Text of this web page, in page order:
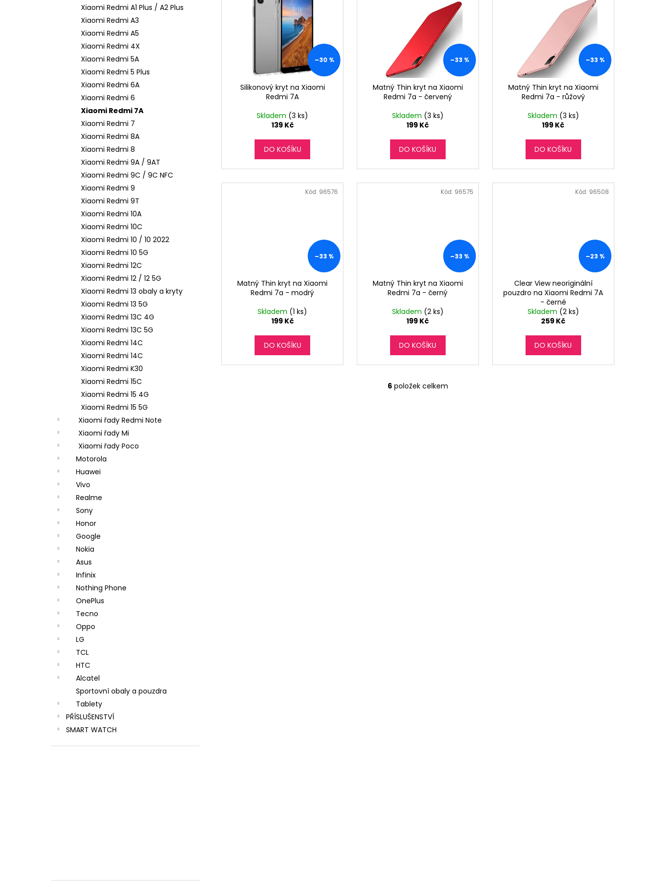
Xiaomi Redmi A1 Plus / A2 Plus
Xiaomi Redmi A3
Xiaomi Redmi A5
Xiaomi Redmi 4X
Xiaomi Redmi 5A
Xiaomi Redmi 5 Plus
Xiaomi Redmi 6A
Xiaomi Redmi 6
Xiaomi Redmi 7A
Xiaomi Redmi 7
Xiaomi Redmi 8A
Xiaomi Redmi 8
Xiaomi Redmi 9A / 9AT
Xiaomi Redmi 9C / 9C NFC
Xiaomi Redmi 9
Xiaomi Redmi 9T
Xiaomi Redmi 10A
Xiaomi Redmi 10C
Xiaomi Redmi 10 / 10 2022
Xiaomi Redmi 10 5G
Xiaomi Redmi 12C
Xiaomi Redmi 12 / 12 5G
Xiaomi Redmi 13 obaly a kryty
Xiaomi Redmi 13 5G
Xiaomi Redmi 13C 4G
Xiaomi Redmi 13C 5G
Xiaomi Redmi 14C
Xiaomi Redmi 14C
Xiaomi Redmi K30
Xiaomi Redmi 15C
Xiaomi Redmi 15 4G
Xiaomi Redmi 15 5G
Xiaomi řady Redmi Note
Xiaomi řady Mi
Xiaomi řady Poco
Motorola
Huawei
Vivo
Realme
Sony
Honor
Google
Nokia
Asus
Infinix
Nothing Phone
OnePlus
Tecno
Oppo
LG
TCL
HTC
Alcatel
Sportovní obaly a pouzdra
Tablety
PŘÍSLUŠENSTVÍ
SMART WATCH
–30 %
Silikonový kryt na Xiaomi
Redmi 7A
Skladem (3 ks)
139 Kč
DO KOŠÍKU
–33 %
Matný Thin kryt na Xiaomi
Redmi 7a - červený
Skladem (3 ks)
199 Kč
DO KOŠÍKU
–33 %
Matný Thin kryt na Xiaomi
Redmi 7a - růžový
Skladem (3 ks)
199 Kč
DO KOŠÍKU
–33 %
Matný Thin kryt na Xiaomi
Redmi 7a - modrý
Skladem (1 ks)
199 Kč
DO KOŠÍKU
Kód: 96576
–33 %
Matný Thin kryt na Xiaomi
Redmi 7a - černý
Skladem (2 ks)
199 Kč
DO KOŠÍKU
Kód: 96575
–23 %
Clear View neoriginální
pouzdro na Xiaomi Redmi 7A
- černé
Skladem (2 ks)
259 Kč
DO KOŠÍKU
Kód: 96508
O
6 položek celkem